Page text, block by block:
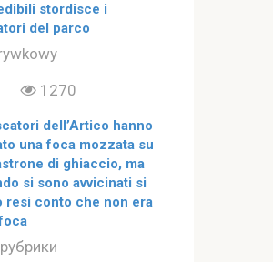
stordisce i
del parco
1270
dell’Artico hanno
una foca mozzata su
di ghiaccio, ma
si sono avvicinati si
resi conto che non era